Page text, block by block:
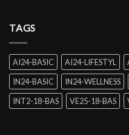
TAGS
AI24-BASIC AI24-LIFESTYL
IN24-BASIC
IN24-WELLNESS
INT2-18-BAS
VE25-18-BAS